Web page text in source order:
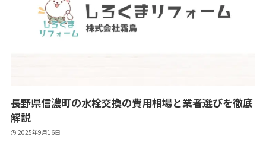
長野県信濃町の水栓交換の費用相場と業者選びを徹底
解説
2025年9月16日